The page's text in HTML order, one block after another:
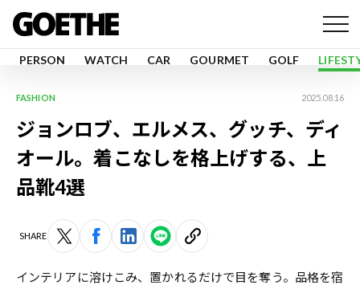
PERSON WATCH CAR GOURMET GOLF
FASHION 2025.08.16
ジョンロブ、エルメス、グッチ、ディ
オール。着こなしを格上げする、上
品靴4選
SHARE
インテリアに溶けこみ、置かれるだけで目を奪う。品格を宿